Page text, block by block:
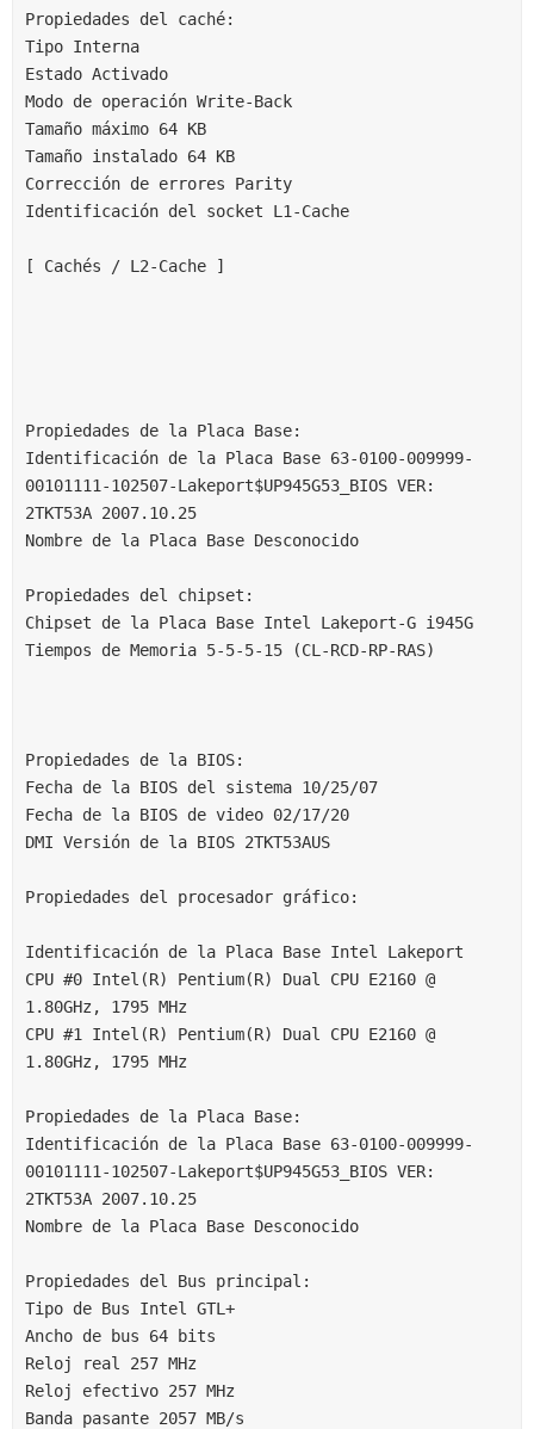
Propiedades del caché:
Tipo Interna
Estado Activado
Modo de operación Write-Back
Tamaño máximo 64 KB
Tamaño instalado 64 KB
Corrección de errores Parity
Identificación del socket L1-Cache
[ Cachés / L2-Cache ]
Propiedades de la Placa Base:
Identificación de la Placa Base 63-0100-009999-
00101111-102507-Lakeport$UP945G53_BIOS VER:
2TKT53A 2007.10.25
Nombre de la Placa Base Desconocido
Propiedades del chipset:
Chipset de la Placa Base Intel Lakeport-G i945G
Tiempos de Memoria 5-5-5-15 (CL-RCD-RP-RAS)
Propiedades de la BIOS:
Fecha de la BIOS del sistema 10/25/07
Fecha de la BIOS de video 02/17/20
DMI Versión de la BIOS 2TKT53AUS
Propiedades del procesador gráfico:
Identificación de la Placa Base Intel Lakeport
CPU #0 Intel(R) Pentium(R) Dual CPU E2160 @
1.80GHz, 1795 MHz
CPU #1 Intel(R) Pentium(R) Dual CPU E2160 @
1.80GHz, 1795 MHz
Propiedades de la Placa Base:
Identificación de la Placa Base 63-0100-009999-
00101111-102507-Lakeport$UP945G53_BIOS VER:
2TKT53A 2007.10.25
Nombre de la Placa Base Desconocido
Propiedades del Bus principal:
Tipo de Bus Intel GTL+
Ancho de bus 64 bits
Reloj real 257 MHz
Reloj efectivo 257 MHz
Banda pasante 2057 MB/s